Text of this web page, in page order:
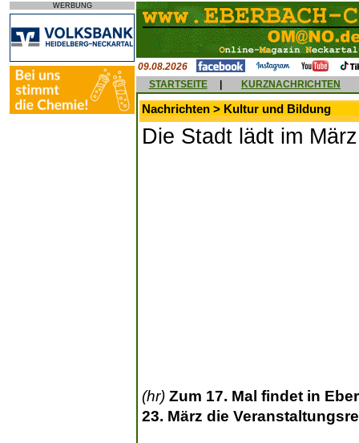
WERBUNG
09.08.2026
STARTSEITE
KURZNACHRICHTEN
Nachrichten > Kultur und Bildung
Die Stadt lädt im
(hr) Zum 17. Mal findet in
23. März die